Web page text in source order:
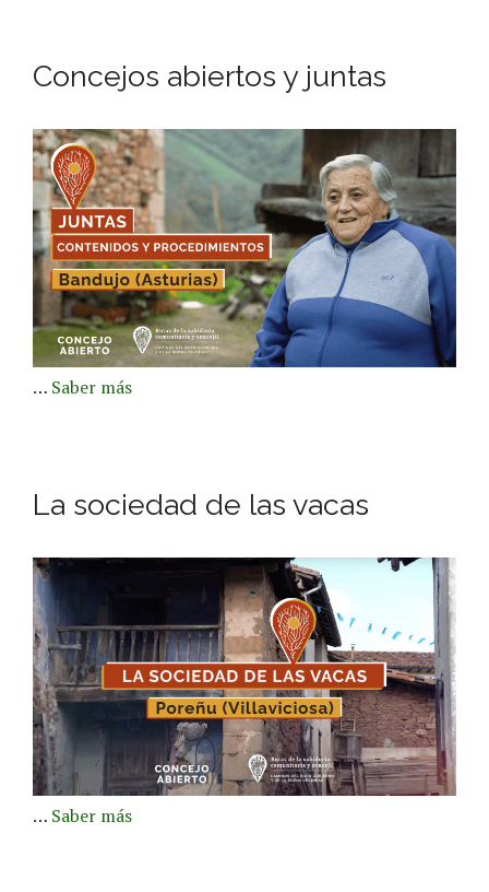
Concejos abiertos y juntas
… Saber más
La sociedad de las vacas
… Saber más